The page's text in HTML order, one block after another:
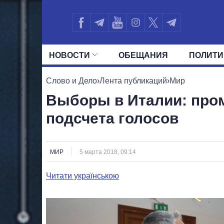
НОВОСТИ ОБЕЩАНИЯ
ВСЕ ПОЛИТИКИ ПРЕЗИДЕНТ И
Слово и Дело›Лента публикаций›Мир
Выборы в Италии:
подсчета голосов
МИР 5 марта 2018, 09:14
Читати українською